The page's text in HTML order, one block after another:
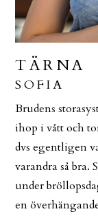
TÄRNA
SOFIA
Brudens
ihop i vått och
dvs egentligen
varandra så bra.
under
en